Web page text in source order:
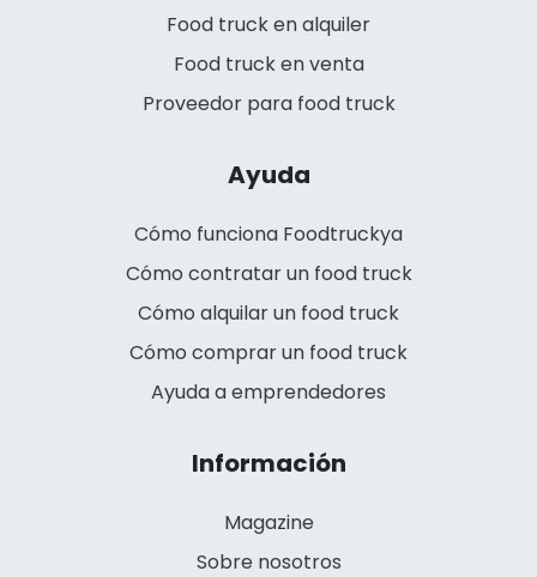
Food truck en alquiler
Food truck en venta
Proveedor para food truck
Ayuda
Cómo funciona Foodtruckya
Cómo contratar un food truck
Cómo alquilar un food truck
Cómo comprar un food truck
Ayuda a emprendedores
Información
Magazine
Sobre nosotros